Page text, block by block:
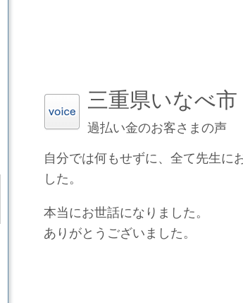
三重県いなべ市
過払い金のお客さまの声
自分では何もせずに、全て先生に
した。
本当にお世話になりました。
ありがとうございました。